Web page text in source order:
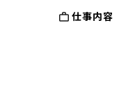
仕事内容